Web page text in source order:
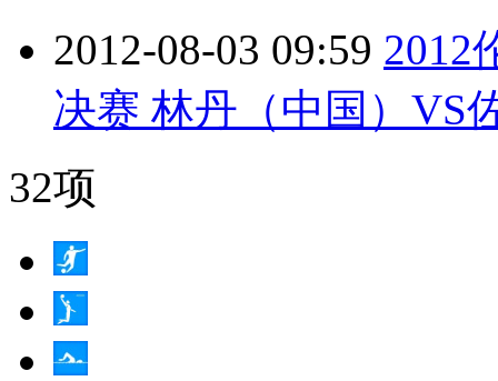
2012-08-03 09:59 2012
决赛 林丹（中国）VS
32项